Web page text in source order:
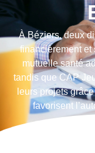
À Béziers, deux
financièrement et
mutuelle santé
tandis que CAP
leurs projets
favorisent